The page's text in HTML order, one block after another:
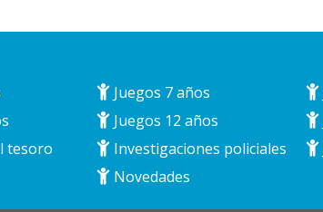
Juegos 7 años
Juegos 12 años
tesoro Investigaciones policiales
Novedades